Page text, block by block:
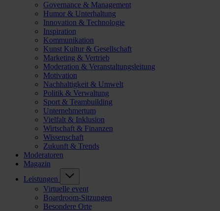
Governance & Management
Humor & Unterhaltung
Innovation & Technologie
Inspiration
Kommunikation
Kunst Kultur & Gesellschaft
Marketing & Vertrieb
Moderation & Veranstaltungsleitung
Motivation
Nachhaltigkeit & Umwelt
Politik & Verwaltung
Sport & Teambuilding
Unternehmertum
Vielfalt & Inklusion
Wirtschaft & Finanzen
Wissenschaft
Zukunft & Trends
Moderatoren
Magazin
Leistungen
Virtuelle event
Boardroom-Sitzungen
Besondere Orte